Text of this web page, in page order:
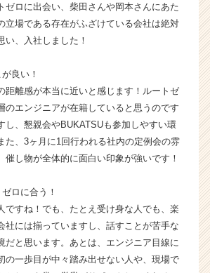
就
活
サ
ト
チ
ア
キ
ャ
リ
ア
e
r
C
a
ゼロに出会い、柴田さんや岡本さんにあた
立場である存在がふざけている会社は絶対
い、入社しました！
良い！
距離感が本当に近いと感じます！ルートゼ
のエンジニアが在籍していると思うのです
し、懇親会やBUKATSUも参加しやすい環
た、3ヶ月に1回行われる社内の定例会の雰
催し物が全体的に面白い印象が強いです！
ロに合う！
ですね！でも、たとえ受け身な人でも、楽
社には揃っていますし、話すことが苦手な
だと思います。あとは、エンジニア目線に
の一歩目が中々踏み出せない人や、現場で